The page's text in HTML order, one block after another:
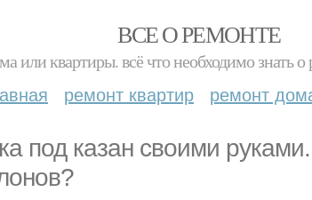
ВСЕ О РЕМОНТЕ
или квартиры. всё что необходимо
ремонт квартир ремонт
под казан своими